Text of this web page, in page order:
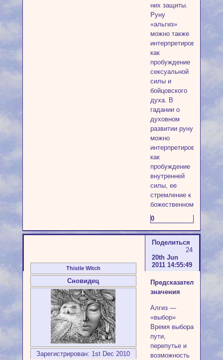
них защиты.
Руну
«альгиз»
можно также
интерпретировать
как
пробуждение
сексуальной
силы и
бойцовского
духа. В
гадании о
духовном
развитии руну
можно
интерпретировать
как
пробуждение
внутренней
силы, ее
стремление к
божественному.
0
Поделиться
24
20th Jun
2011 14:55:49
Thistle Witch
Сновидец
Зарегистрирован: 1st Dec 2010
Предсказательные
значения
Алгиз —
«выбор»
Время выбора
пути,
перепутье и
возможность